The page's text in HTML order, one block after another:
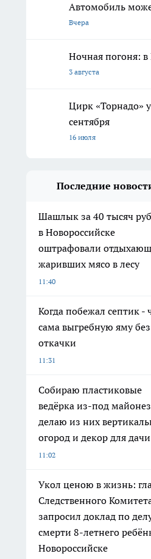
Автомобиль
Вчера
Ночная погоня: в
3 августа
Цирк «Торнадо»
сентября
16 июля
Последние
Шашлык за 40 тысяч
в Новороссийске
оштрафовали
жаривших мясо в лесу
11:40
Когда побежал септик -
сама выгребную яму без
откачки
11:31
Собираю пластиковые
ведёрка из-под
делаю из них
огород и декор для дачи
11:02
Укол ценою в жизнь:
Следственного
запросил доклад по
смерти 8-летнего
Новороссийске